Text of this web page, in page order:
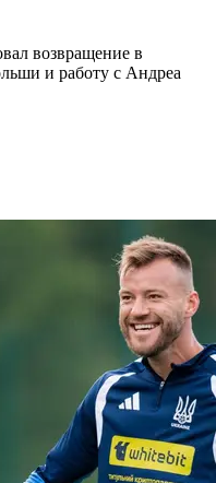
возвращение в
и работу с Андреа